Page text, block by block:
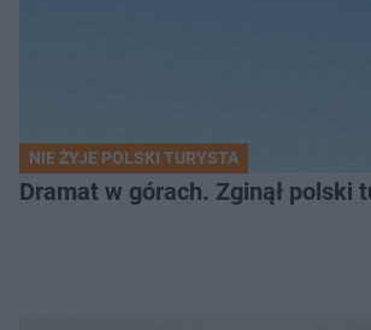
NIE ŻYJE POLSKI TURYSTA
Dramat w górach. Zginął polski